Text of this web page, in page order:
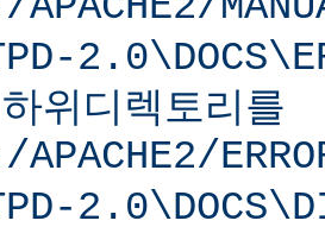
위디렉토리를